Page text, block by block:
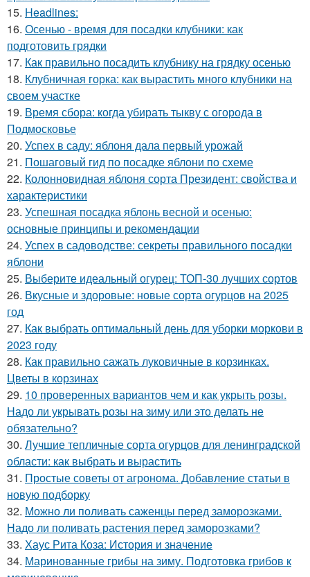
15. Headlines:
16. Осенью - время для посадки клубники: как
подготовить грядки
17. Как правильно посадить клубнику на грядку осенью
18. Клубничная горка: как вырастить много клубники на
своем участке
19. Время сбора: когда убирать тыкву с огорода в
Подмосковье
20. Успех в саду: яблоня дала первый урожай
21. Пошаговый гид по посадке яблони по схеме
22. Колонновидная яблоня сорта Президент: свойства и
характеристики
23. Успешная посадка яблонь весной и осенью:
основные принципы и рекомендации
24. Успех в садоводстве: секреты правильного посадки
яблони
25. Выберите идеальный огурец: ТОП-30 лучших сортов
26. Вкусные и здоровые: новые сорта огурцов на 2025
год
27. Как выбрать оптимальный день для уборки моркови в
2023 году
28. Как правильно сажать луковичные в корзинках.
Цветы в корзинах
29. 10 проверенных вариантов чем и как укрыть розы.
Надо ли укрывать розы на зиму или это делать не
обязательно?
30. Лучшие тепличные сорта огурцов для ленинградской
области: как выбрать и вырастить
31. Простые советы от агронома. Добавление статьи в
новую подборку
32. Можно ли поливать саженцы перед заморозками.
Надо ли поливать растения перед заморозками?
33. Хаус Рита Коза: История и значение
34. Маринованные грибы на зиму. Подготовка грибов к